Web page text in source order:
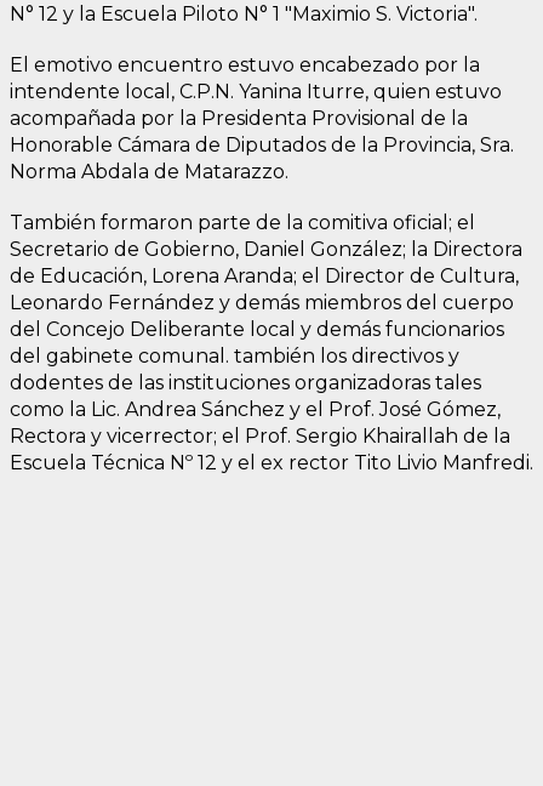
N° 12 y la Escuela Piloto N° 1 "Maximio S. Victoria".
El emotivo encuentro estuvo encabezado por la
intendente local, C.P.N. Yanina Iturre, quien estuvo
acompañada por la Presidenta Provisional de la
Honorable Cámara de Diputados de la Provincia, Sra.
Norma Abdala de Matarazzo.
También formaron parte de la comitiva oficial; el
Secretario de Gobierno, Daniel González; la Directora
de Educación, Lorena Aranda; el Director de Cultura,
Leonardo Fernández y demás miembros del cuerpo
del Concejo Deliberante local y demás funcionarios
del gabinete comunal. también los directivos y
dodentes de las instituciones organizadoras tales
como la Lic. Andrea Sánchez y el Prof. José Gómez,
Rectora y vicerrector; el Prof. Sergio Khairallah de la
Escuela Técnica Nº 12 y el ex rector Tito Livio Manfredi.